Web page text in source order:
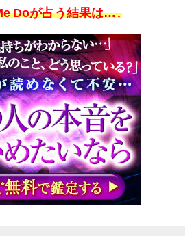
Doが占う結果は…↓